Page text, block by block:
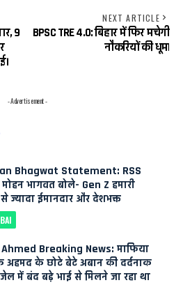
9
NEXT ARTICLE
BPSC TRE 4.0: बिहार में फिर मचेगी
नौकरियों की धूम|
- Advertisement -
Bhagwat Statement: RSS
भागवत बोले- Gen Z हमारी
ज्यादा ईमानदार और देशभक्त
Breaking News: माफिया
अहमद के छोटे बेटे अबान की दर्दनाक
में बंद बड़े भाई से मिलने जा रहा था